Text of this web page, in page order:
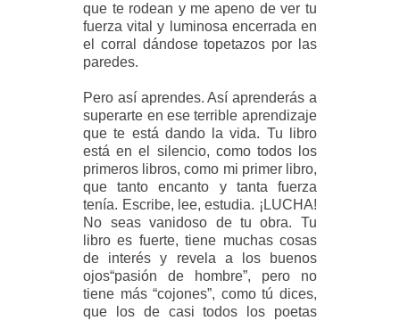
que te rodean y me apeno de ver tu
fuerza vital y luminosa encerrada en
el corral dándose topetazos por las
paredes.
Pero así aprendes. Así aprenderás a
superarte en ese terrible aprendizaje
que te está dando la vida. Tu libro
está en el silencio, como todos los
primeros libros, como mi primer libro,
que tanto encanto y tanta fuerza
tenía. Escribe, lee, estudia. ¡LUCHA!
No seas vanidoso de tu obra. Tu
libro es fuerte, tiene muchas cosas
de interés y revela a los buenos
ojos“pasión de hombre”, pero no
tiene más “cojones”, como tú dices,
que los de casi todos los poetas